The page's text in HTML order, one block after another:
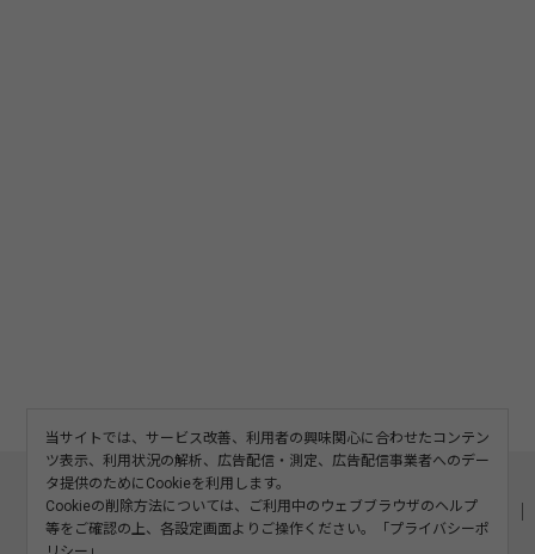
このサイトについて 利用規約
記事の二次利用について
プライバシーポリシー
お問い合わせ
当サイトでは、サービス改善、利用者の興味関心に合わせたコンテン
ツ表示、利用状況の解析、広告配信・測定、広告配信事業者へのデー
タ提供のためにCookieを利用します。
Cookieの削除方法については、ご利用中のウェブブラウザのヘルプ
等をご確認の上、各設定画面よりご操作ください。「プライバシーポ